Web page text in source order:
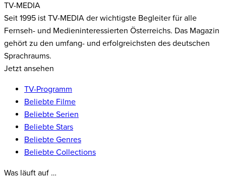
TV-MEDIA
Seit 1995 ist TV-MEDIA der wichtigste Begleiter für alle
Fernseh- und Medieninteressierten Österreichs. Das Magazin
gehört zu den umfang- und erfolgreichsten des deutschen
Sprachraums.
Jetzt ansehen
TV-Programm
Beliebte Filme
Beliebte Serien
Beliebte Stars
Beliebte Genres
Beliebte Collections
Was läuft auf …